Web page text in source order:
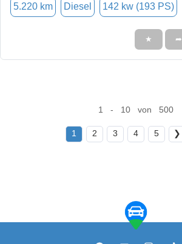
5.220 km Diesel 142 kw (193 PS)
★ ➦
1 - 10 von 500
1 2 3 4 5 ❯